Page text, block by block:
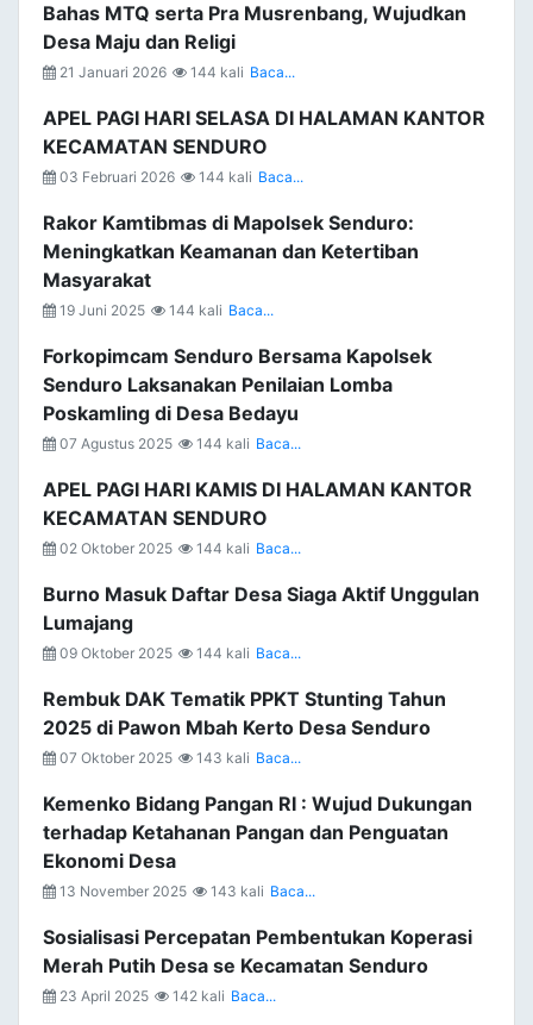
Bahas MTQ serta Pra Musrenbang, Wujudkan
Desa Maju dan Religi
21 Januari 2026 144 kali Baca...
APEL PAGI HARI SELASA DI HALAMAN KANTOR
KECAMATAN SENDURO
03 Februari 2026 144 kali Baca...
Rakor Kamtibmas di Mapolsek Senduro:
Meningkatkan Keamanan dan Ketertiban
Masyarakat
19 Juni 2025 144 kali Baca...
Forkopimcam Senduro Bersama Kapolsek
Senduro Laksanakan Penilaian Lomba
Poskamling di Desa Bedayu
07 Agustus 2025 144 kali Baca...
APEL PAGI HARI KAMIS DI HALAMAN KANTOR
KECAMATAN SENDURO
02 Oktober 2025 144 kali Baca...
Burno Masuk Daftar Desa Siaga Aktif Unggulan
Lumajang
09 Oktober 2025 144 kali Baca...
Rembuk DAK Tematik PPKT Stunting Tahun
2025 di Pawon Mbah Kerto Desa Senduro
07 Oktober 2025 143 kali Baca...
Kemenko Bidang Pangan RI : Wujud Dukungan
terhadap Ketahanan Pangan dan Penguatan
Ekonomi Desa
13 November 2025 143 kali Baca...
Sosialisasi Percepatan Pembentukan Koperasi
Merah Putih Desa se Kecamatan Senduro
23 April 2025 142 kali Baca...